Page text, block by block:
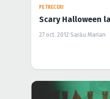
PETRECERI
Scary Halloween
27 oct. 2012·Sarău Marian